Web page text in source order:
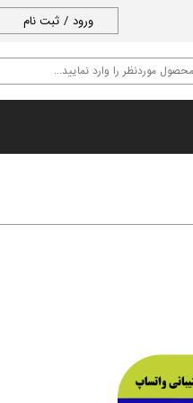
ورود / ثبت نام
تغییر گذر واژه